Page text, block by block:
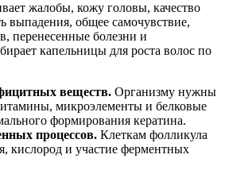
жалобы, кожу головы, качество
выпадения, общее самочувствие,
перенесенные болезни и
капельницы для роста волос по
веществ. Организму нужны
микроэлементы и белковые
формирования кератина.
процессов. Клеткам фолликула
кислород и участие ферментных